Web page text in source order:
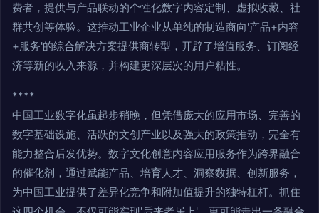
费者，提供与产品联动的个性化数字内容定制、虚拟收藏、社
群共创等体验。这推动工业企业从单纯的制造商向'产品+内容
+服务'的综合解决方案提供商转型，开辟了增值服务、订阅经
济等新的收入来源，并构建更深层次的用户粘性。
****
中国工业数字化虽起步稍晚，但凭借庞大的应用市场、完善的
数字基础设施、活跃的文创产业以及强大的政策推动，完全有
能力整合后发优势。数字文化创意内容应用服务作为跨界融合
的催化剂，通过赋能产品、培育人才、洞察数据、创新服务，
为中国工业提供了差异化竞争和附加值提升的独特杠杆。抓住